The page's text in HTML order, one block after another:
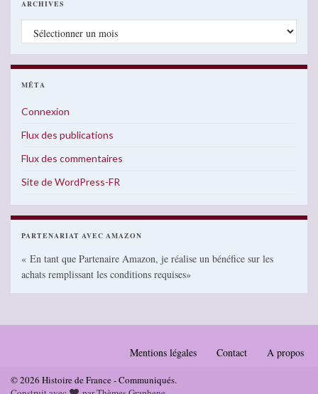
ARCHIVES
Archives
MÉTA
Connexion
Flux des publications
Flux des commentaires
Site de WordPress-FR
PARTENARIAT AVEC AMAZON
« En tant que Partenaire Amazon, je réalise un bénéfice sur les
achats remplissant les conditions requises»
Mentions légales Contact A propos
© 2026 Histoire de France - Communiqués.